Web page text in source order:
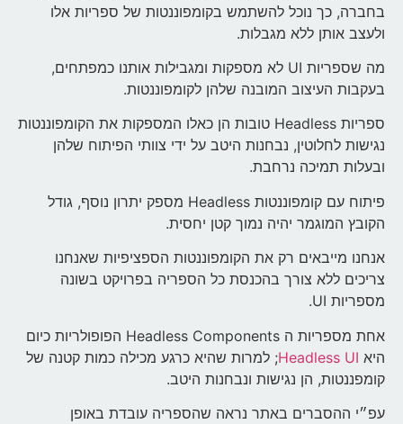
בחברה, כך נוכל להשתמש בקומפוננטות של ספריות אלו
ולעצב אותן ללא מגבלות.
מה שספריות UI לא מספקות ומגבילות אותנו כמפתחים,
בעקבות העיצוב המובנה שלהן לקומפוננטות.
ספריות Headless טובות הן כאלו המספקות את הקומפוננטות
נגישות לחלוטין, נבחנות היטב על ידי צוותי הפיתוח שלהן
ובעלות תמיכה נרחבת.
פיתוח עם קומפוננטות Headless מספק יתרון נוסף, גודל
הקובץ המוגמר יהיה נמוך קטן יחסית.
אנחנו מייבאים רק את הקומפוננטות הספציפיות שאנחנו
צריכים ללא צורך בהכנסת כל הספריה בפרויקט בשונה
מספריות UI.
אחת מספריות ה Headless Components הפופולריות כיום
היא Headless UI; למרות שהיא כרגע מכילה כמות קטנה של
קומפננטות, הן נגישות ונבחנות היטב.
עפ״י ההסברים באתר נראה שהספריה עובדת באופן